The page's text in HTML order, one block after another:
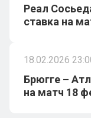
Реал
ставка на
18.02.2026
Брюгге –
на матч 18